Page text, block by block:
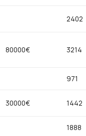
2402
80000€ 3214
971
30000€ 1442
1888